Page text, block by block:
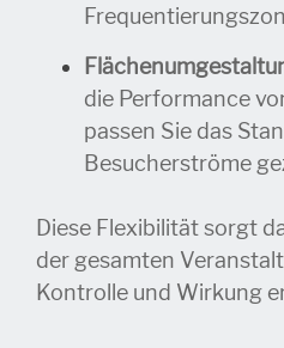
die Performance
passen Sie das
Besucherströme
Diese Flexibilität sorgt
der gesamten
Kontrolle und Wirkung